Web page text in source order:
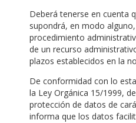
Deberá tenerse en cuenta
supondrá, en modo
procedimiento
de un recurso
plazos establecidos en la
De conformidad con lo
la Ley Orgánica 15/1999,
protección de datos de
informa que los datos